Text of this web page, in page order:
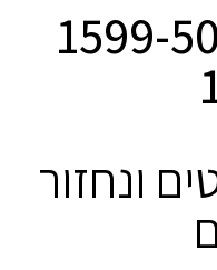
עכשיו 1599-50-
ונחזור